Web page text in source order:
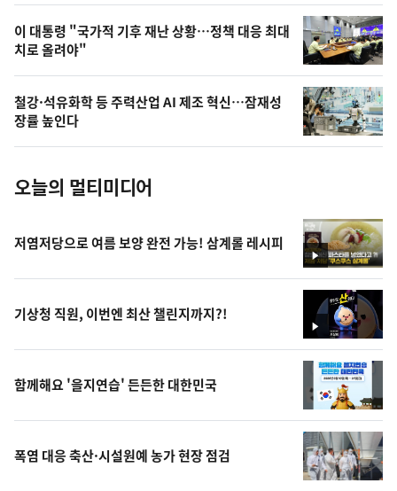
오
늘
의
사
진
이 대통령 "국가적 기후 재난 상황…정책 대응 최대
치로 올려야"
철강·석유화학 등 주력산업 AI 제조 혁신…잠재성
장률 높인다
오늘의 멀티미디어
영
상
저염저당으로 여름 보양 완전 가능! 삼계롤 레시피
영
상
기상청 직원, 이번엔 최산 챌린지까지?!
함께해요 '을지연습' 든든한 대한민국
폭염 대응 축산·시설원예 농가 현장 점검